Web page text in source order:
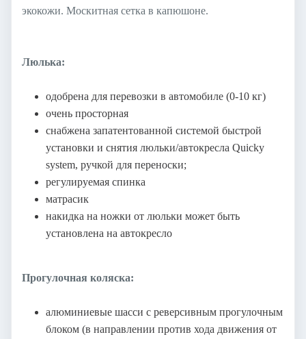
экокожи. Москитная сетка в капюшоне.
Люлька:
одобрена для перевозки в автомобиле (0-10 кг)
очень просторная
снабжена запатентованной системой быстрой
установки и снятия люльки/автокресла Quicky
system, ручкой для переноски;
регулируемая спинка
матрасик
накидка на ножки от люльки может быть
установлена на автокресло
Прогулочная коляска:
алюминиевые шасси с реверсивным прогулочным
блоком (в направлении против хода движения от